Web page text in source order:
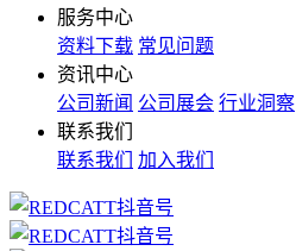
服务中心
资料下载 常见问题
资讯中心
公司新闻 公司展会 行业洞察
联系我们
联系我们
加入我们